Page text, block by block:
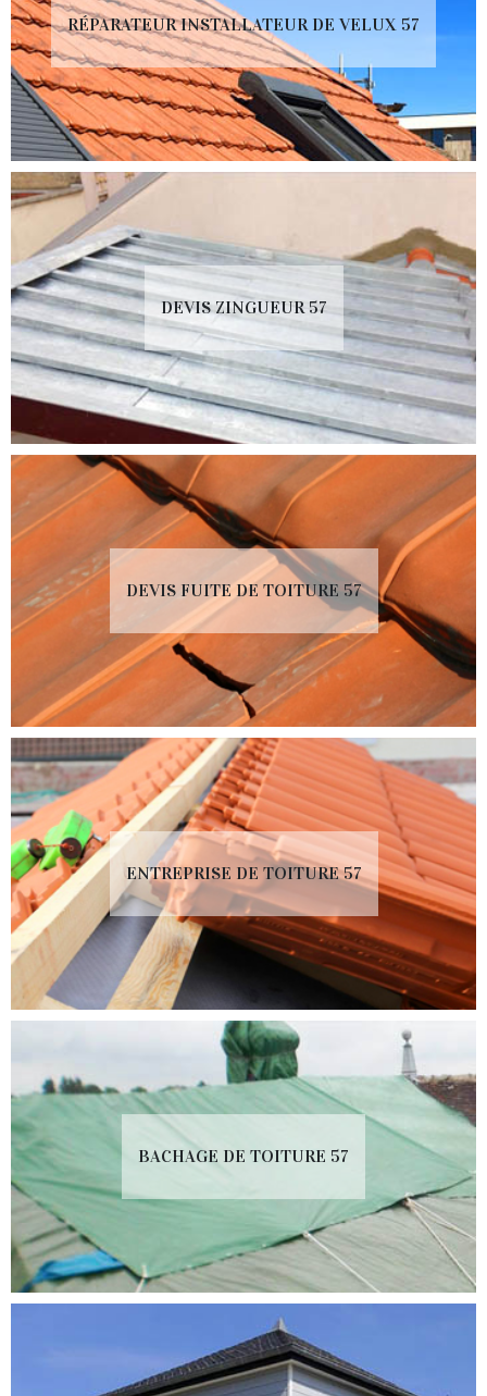
RÉPARATEUR INSTALLATEUR DE VELUX 57
DEVIS ZINGUEUR 57
DEVIS FUITE DE TOITURE 57
ENTREPRISE DE TOITURE 57
BACHAGE DE TOITURE 57